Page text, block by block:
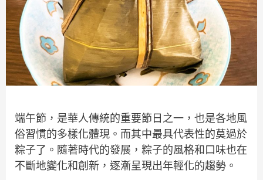
端午節，是華人傳統的重要節日之一，也是各地風
俗習慣的多樣化體現。而其中最具代表性的莫過於
粽子了。隨著時代的發展，粽子的風格和口味也在
不斷地變化和創新，逐漸呈現出年輕化的趨勢。